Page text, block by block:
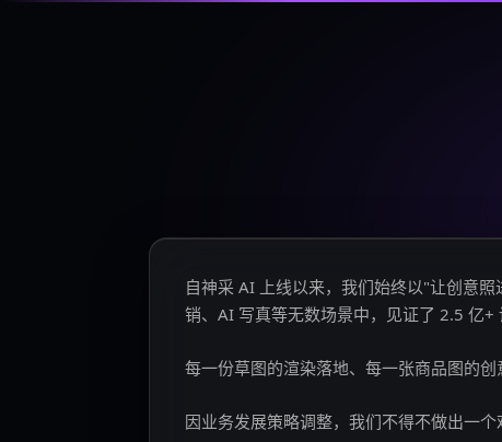
自神采 AI 上线以来，我们始终以"让创意
销、AI 写真等无数场景中，见证了 2.5 亿+
每一份草图的渲染落地、每一张商品图的
因业务发展策略调整，我们不得不做出一个